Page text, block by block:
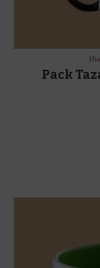
Pack